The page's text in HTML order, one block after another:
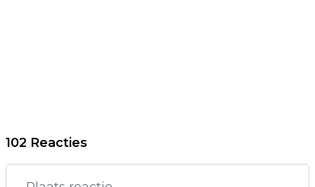
102 Reacties